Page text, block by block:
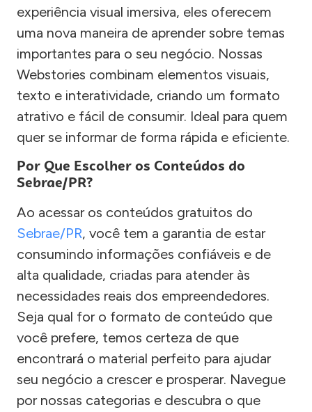
experiência visual imersiva, eles oferecem
uma nova maneira de aprender sobre temas
importantes para o seu negócio. Nossas
Webstories combinam elementos visuais,
texto e interatividade, criando um formato
atrativo e fácil de consumir. Ideal para quem
quer se informar de forma rápida e eficiente.
Por Que Escolher os Conteúdos do
Sebrae/PR?
Ao acessar os conteúdos gratuitos do
Sebrae/PR, você tem a garantia de estar
consumindo informações confiáveis e de
alta qualidade, criadas para atender às
necessidades reais dos empreendedores.
Seja qual for o formato de conteúdo que
você prefere, temos certeza de que
encontrará o material perfeito para ajudar
seu negócio a crescer e prosperar. Navegue
por nossas categorias e descubra o que